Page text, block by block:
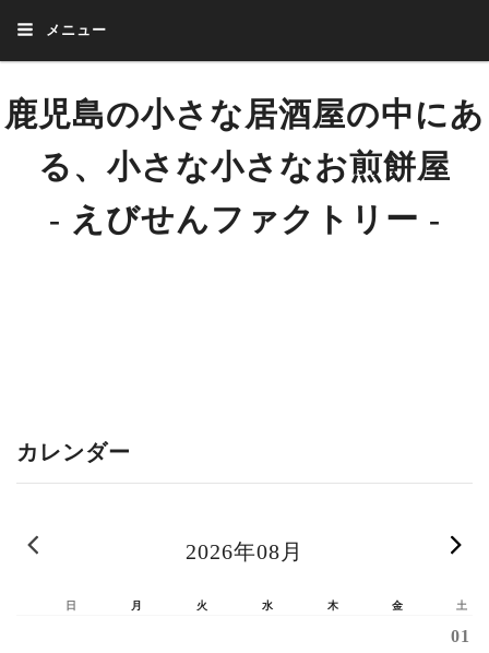
メニュー
鹿児島の小さな居酒屋の中にあ
る、小さな小さなお煎餅屋
‐ えびせんファクトリー ‐
カレンダー
2026年08月
日 月 火 水 木 金 土
01